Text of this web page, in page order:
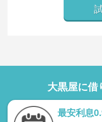
大黒屋に借
最安利息